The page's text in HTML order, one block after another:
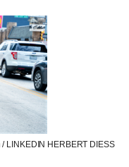
LINKEDIN HERBERT DIESS